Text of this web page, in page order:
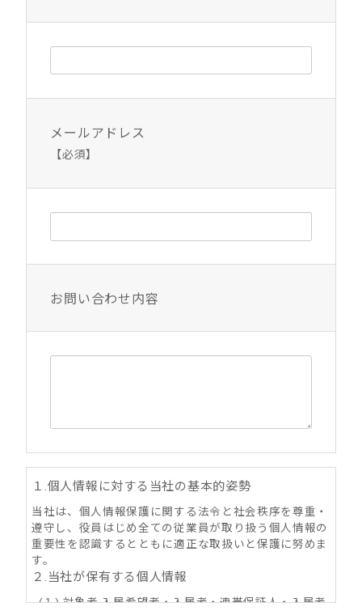
メールアドレス
【必須】
お問い合わせ内容
１.個人情報に対する当社の基本的姿勢
当社は、個人情報保護に関する法令と社会秩序を尊重・
遵守し、役員はじめ全ての従業員が取り扱う個人情報の
重要性を認識するとともに適正な取扱いと保護に努めま
す。
２.当社が保有する個人情報
(１) 対象者 入居希望者・入居者・連帯保証人・入居者